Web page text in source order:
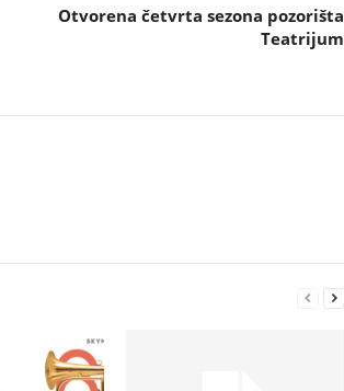
Otvorena četvrta sezona pozorišta
Teatrijum